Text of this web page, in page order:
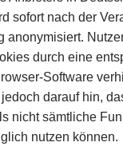
sofort nach der
anonymisiert.
durch eine
Software
darauf hin,
nicht sämtliche
nutzen können.